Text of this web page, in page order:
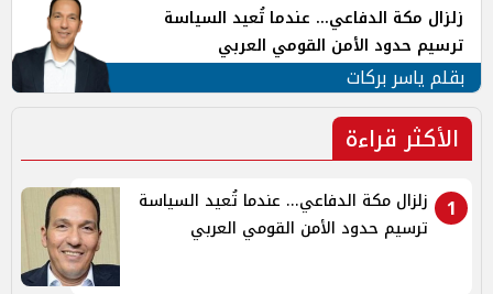
زلزال مكة الدفاعي... عندما تُعيد السياسة
ترسيم حدود الأمن القومي العربي
بقلم ياسر بركات
الأكثر قراءة
1
زلزال مكة الدفاعي... عندما تُعيد السياسة
ترسيم حدود الأمن القومي العربي